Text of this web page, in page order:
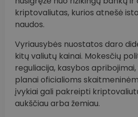
kriptovaliutas, kurios atnešė
naudos.
Vyriausybės nuostatos daro
kitų valiutų kainai. Mokesčių
reguliacija, kasybos
planai oficialioms
įvykiai gali pakreipti
aukščiau arba žemiau.